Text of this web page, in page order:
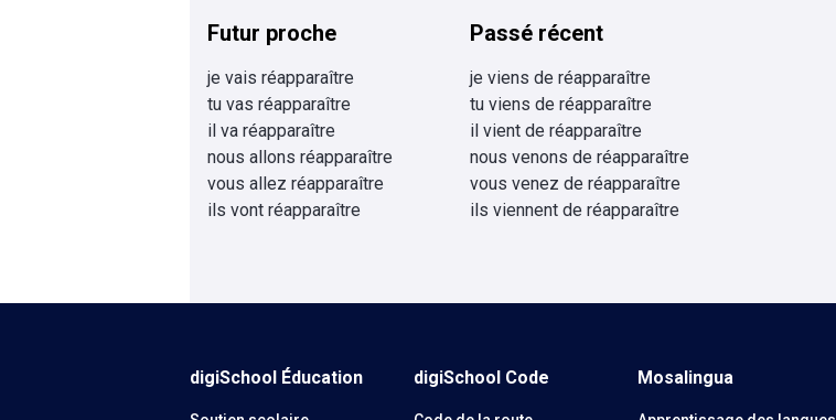
Futur proche
je vais réapparaître
tu vas réapparaître
il va réapparaître
nous allons réapparaître
vous allez réapparaître
ils vont réapparaître
Passé récent
je viens de réapparaître
tu viens de réapparaître
il vient de réapparaître
nous venons de réapparaître
vous venez de réapparaître
ils viennent de réapparaître
digiSchool Éducation digiSchool Code Mosalingua